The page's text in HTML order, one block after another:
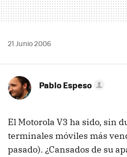
21 Junio 2006
Pablo Espeso
El Motorola V3 ha sido, sin
terminales móviles más
pasado). ¿Cansados de su